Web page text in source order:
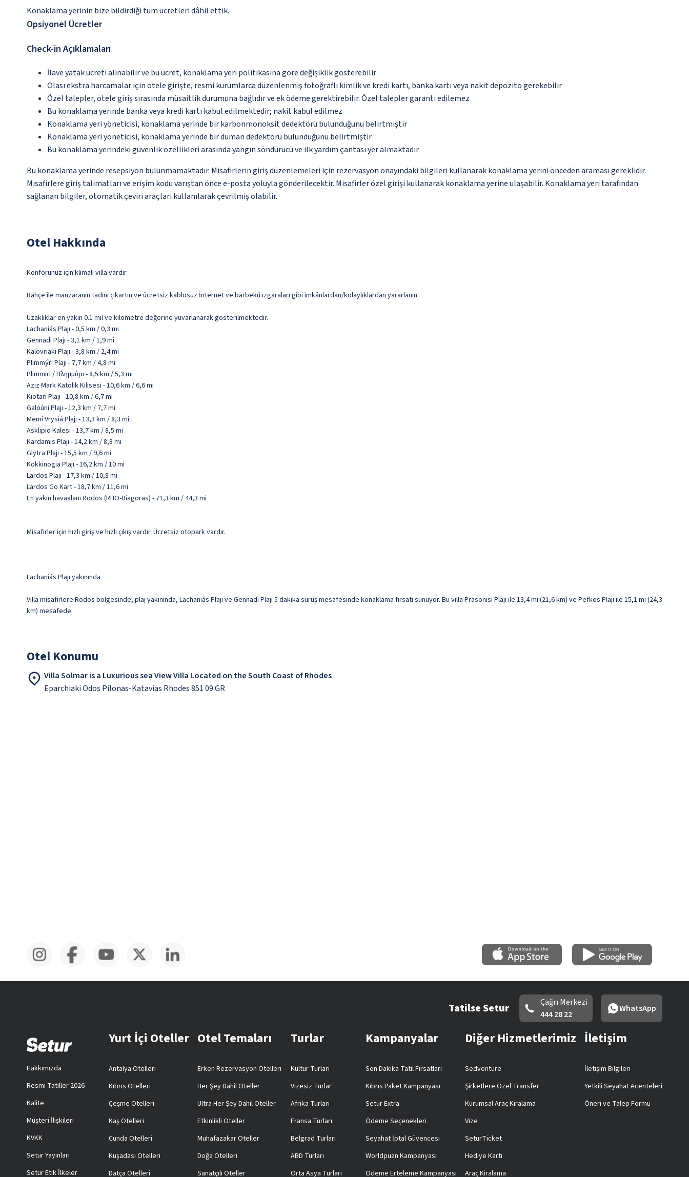
Konaklama yerinin bize bildirdiği tüm ücretleri dâhil ettik.
Opsiyonel Ücretler
Check-in Açıklamaları
İlave yatak ücreti alınabilir ve bu ücret, konaklama yeri politikasına göre değişiklik gösterebilir
Olası ekstra harcamalar için otele girişte, resmi kurumlarca düzenlenmiş fotoğraflı kimlik ve kredi kartı, banka kartı veya nakit depozito gerekebilir
Özel talepler, otele giriş sırasında müsaitlik durumuna bağlıdır ve ek ödeme gerektirebilir. Özel talepler garanti edilemez
Bu konaklama yerinde banka veya kredi kartı kabul edilmektedir; nakit kabul edilmez
Konaklama yeri yöneticisi, konaklama yerinde bir karbonmonoksit dedektörü bulunduğunu belirtmiştir
Konaklama yeri yöneticisi, konaklama yerinde bir duman dedektörü bulunduğunu belirtmiştir
Bu konaklama yerindeki güvenlik özellikleri arasında yangın söndürücü ve ilk yardım çantası yer almaktadır
Bu konaklama yerinde resepsiyon bulunmamaktadır. Misafirlerin giriş düzenlemeleri için rezervasyon onayındaki bilgileri kullanarak konaklama yerini önceden araması gereklidir.
Misafirlere giriş talimatları ve erişim kodu varıştan önce e-posta yoluyla gönderilecektir. Misafirler özel girişi kullanarak konaklama yerine ulaşabilir. Konaklama yeri tarafından
sağlanan bilgiler, otomatik çeviri araçları kullanılarak çevrilmiş olabilir.
Otel Hakkında
Konforunuz için klimalı villa vardır.
Bahçe ile manzaranın tadını çıkartın ve ücretsiz kablosuz İnternet ve barbekü ızgaraları gibi imkânlardan/kolaylıklardan yararlanın.
Uzaklıklar en yakın 0.1 mil ve kilometre değerine yuvarlanarak gösterilmektedir.
Lachaniás Plajı - 0,5 km / 0,3 mi
Gennadi Plajı - 3,1 km / 1,9 mi
Kalovriaki Plajı - 3,8 km / 2,4 mi
Plimmýri Plajı - 7,7 km / 4,8 mi
Plimmiri / Πλημμύρι - 8,5 km / 5,3 mi
Aziz Mark Katolik Kilisesi - 10,6 km / 6,6 mi
Kiotari Plajı - 10,8 km / 6,7 mi
Galoúni Plajı - 12,3 km / 7,7 mi
Memí Vrysiá Plajı - 13,3 km / 8,3 mi
Asklipio Kalesi - 13,7 km / 8,5 mi
Kardamis Plajı - 14,2 km / 8,8 mi
Glytra Plajı - 15,5 km / 9,6 mi
Kokkinogia Plajı - 16,2 km / 10 mi
Lardos Plajı - 17,3 km / 10,8 mi
Lardos Go Kart - 18,7 km / 11,6 mi
En yakın havaalanı Rodos (RHO-Diagoras) - 71,3 km / 44,3 mi
Misafirler için hızlı giriş ve hızlı çıkış vardır. Ücretsiz otopark vardır.
Lachaniás Plajı yakınında
Villa misafirlere Rodos bölgesinde, plaj yakınında, Lachaniás Plajı ve Gennadi Plajı 5 dakika sürüş mesafesinde konaklama fırsatı sunuyor. Bu villa Prasonisi Plajı ile 13,4 mi (21,6 km) ve Pefkos Plajı ile 15,1 mi (24,3
km) mesafede.
Otel Konumu
Villa Solmar is a Luxurious sea View Villa Located on the South Coast of Rhodes
Eparchiaki Odos Pilonas-Katavias Rhodes 851 09 GR
Tatilse Setur
Çağrı Merkezi
444 28 22
WhatsApp
Hakkımızda
Resmi Tatiller 2026
Kalite
Müşteri İlişkileri
KVKK
Setur Yayınları
Setur Etik İlkeler
Yurt İçi Oteller
Antalya Otelleri
Kıbrıs Otelleri
Çeşme Otelleri
Kaş Otelleri
Cunda Otelleri
Kuşadası Otelleri
Datça Otelleri
Otel Temaları
Erken Rezervasyon Otelleri
Her Şey Dahil Oteller
Ultra Her Şey Dahil Oteller
Etkinlikli Oteller
Muhafazakar Oteller
Doğa Otelleri
Sanatçılı Oteller
Turlar
Kültür Turları
Vizesiz Turlar
Afrika Turları
Fransa Turları
Belgrad Turları
ABD Turları
Orta Asya Turları
Kampanyalar
Son Dakika Tatil Fırsatları
Kıbrıs Paket Kampanyası
Setur Extra
Ödeme Seçenekleri
Seyahat İptal Güvencesi
Worldpuan Kampanyası
Ödeme Erteleme Kampanyası
Diğer Hizmetlerimiz
Sedventure
Şirketlere Özel Transfer
Kurumsal Araç Kiralama
Vize
SeturTicket
Hediye Kartı
Araç Kiralama
İletişim
İletişim Bilgileri
Yetkili Seyahat Acenteleri
Öneri ve Talep Formu